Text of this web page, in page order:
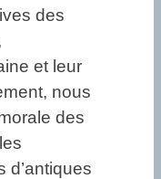
des
et leur
nous
des
d’antiques